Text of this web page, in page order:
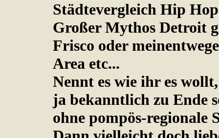
Städtevergleich Hip
Großer Mythos Detroit
Frisco oder
Area etc...
Nennt es wie ihr es
ja bekanntlich zu Ende
ohne pompös-regionale